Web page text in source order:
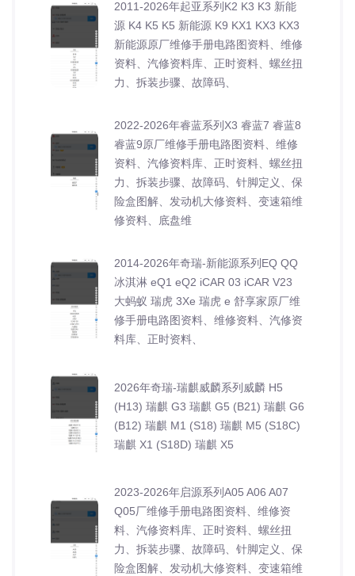
2011-2026年起亚系列K2 K3 K3 新能
源 K4 K5 K5 新能源 K9 KX1 KX3 KX3
新能源原厂维修手册电路图资料、维修
资料、汽修资料库、正时资料、螺丝扭
力、拆装步骤、故障码、
2022-2026年睿蓝系列X3 睿蓝7 睿蓝8
睿蓝9原厂维修手册电路图资料、维修
资料、汽修资料库、正时资料、螺丝扭
力、拆装步骤、故障码、针脚定义、保
险盒图解、发动机大修资料、变速箱维
修资料、底盘维
2014-2026年奇瑞-新能源系列EQ QQ
冰淇淋 eQ1 eQ2 iCAR 03 iCAR V23
大蚂蚁 瑞虎 3Xe 瑞虎 e 舒享家原厂维
修手册电路图资料、维修资料、汽修资
料库、正时资料、
2026年奇瑞-瑞麒威麟系列威麟 H5
(H13) 瑞麒 G3 瑞麒 G5 (B21) 瑞麒 G6
(B12) 瑞麒 M1 (S18) 瑞麒 M5 (S18C)
瑞麒 X1 (S18D) 瑞麒 X5
2023-2026年启源系列A05 A06 A07
Q05厂维修手册电路图资料、维修资
料、汽修资料库、正时资料、螺丝扭
力、拆装步骤、故障码、针脚定义、保
险盒图解、发动机大修资料、变速箱维